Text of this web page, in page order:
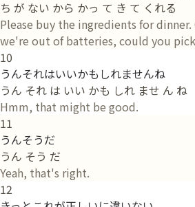
ち が ない から かっ て き て くれる
Please buy the ingredients for dinner.
we're out of batteries, could you
10
うんそれはいいかもしれませんね
うん それ は いい かも しれ ませ ん ね
Hmm, that might be good.
11
うんそうだ
うん そう だ
Yeah, that's right.
12